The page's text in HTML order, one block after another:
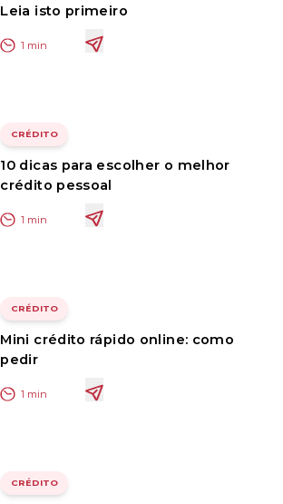
Leia isto primeiro
1 min
CRÉDITO
10 dicas para escolher o melhor
crédito pessoal
1 min
CRÉDITO
Mini crédito rápido online: como
pedir
1 min
CRÉDITO